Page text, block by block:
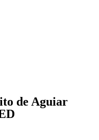
de Aguiar